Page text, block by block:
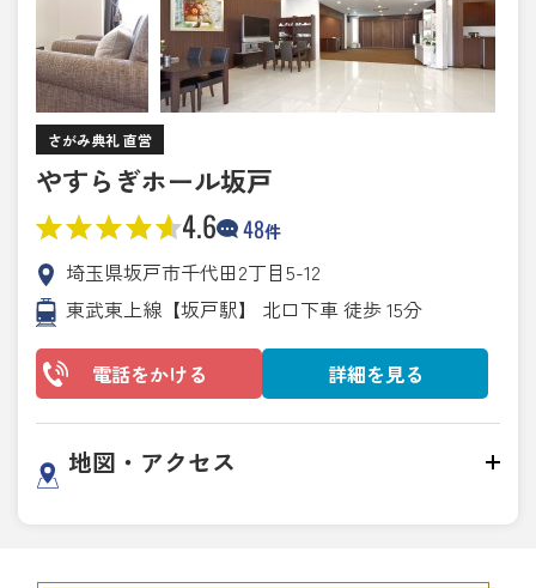
さがみ典礼 直営
やすらぎホール坂戸
4.6 48件
埼玉県坂戸市千代田2丁目5-12
東武東上線【坂戸駅】 北口下車 徒歩 15分
電話をかける 詳細を見る
地図・アクセス